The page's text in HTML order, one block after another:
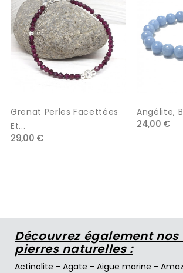
Grenat Perles Facettées
Et...
29,00 €
Angélite,
24,00 €
Découvrez également
pierres naturelles :
Actinolite - Agate - Aigue marine -